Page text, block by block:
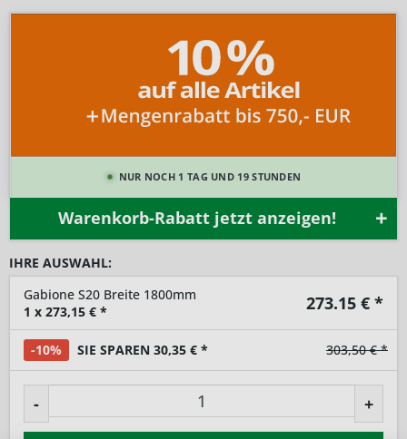
NUR NOCH 1 TAG UND 19 STUNDEN
Warenkorb-Rabatt jetzt anzeigen!
IHRE AUSWAHL:
Gabione S20 Breite 1800mm
1 x 273,15 € * 273.15 € *
-10% SIE SPAREN 30,35 € * 303,50 € *
- +